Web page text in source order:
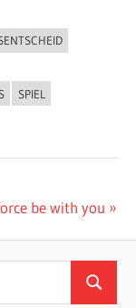
SPIEL
be with you
Suchen